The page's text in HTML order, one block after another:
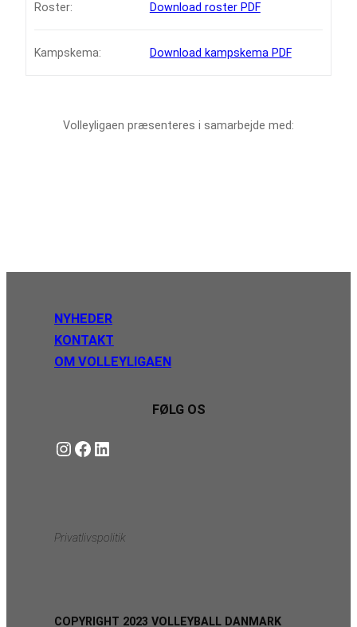
Roster: Download roster PDF
Kampskema: Download kampskema PDF
Volleyligaen præsenteres i samarbejde med:
NYHEDER
KONTAKT
OM VOLLEYLIGAEN
FØLG OS
Instagram https://www.facebook.com/danishbeachvolleytour LinkedIn
Privatlivspolitik
COPYRIGHT 2023 VOLLEYBALL DANMARK